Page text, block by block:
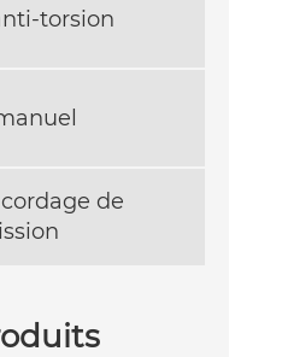
torsion
de